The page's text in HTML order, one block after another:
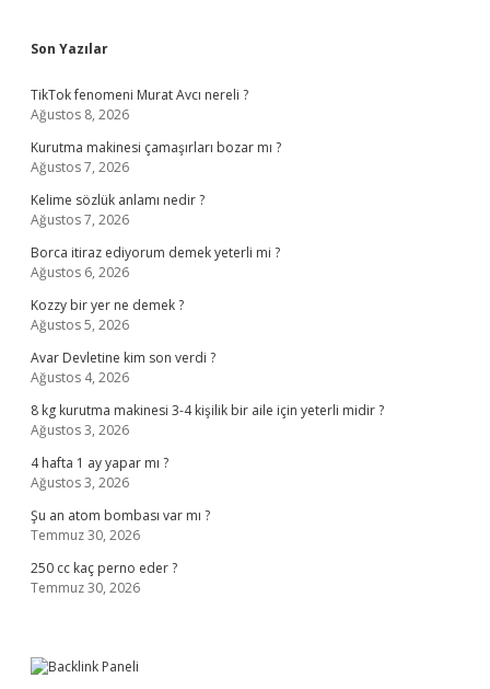
Sidebar
Son Yazılar
TikTok fenomeni Murat Avcı nereli ?
Ağustos 8, 2026
Kurutma makinesi çamaşırları bozar mı ?
Ağustos 7, 2026
Kelime sözlük anlamı nedir ?
Ağustos 7, 2026
Borca itiraz ediyorum demek yeterli mi ?
Ağustos 6, 2026
Kozzy bir yer ne demek ?
Ağustos 5, 2026
Avar Devletine kim son verdi ?
Ağustos 4, 2026
8 kg kurutma makinesi 3-4 kişilik bir aile için yeterli midir ?
Ağustos 3, 2026
4 hafta 1 ay yapar mı ?
Ağustos 3, 2026
Şu an atom bombası var mı ?
Temmuz 30, 2026
250 cc kaç perno eder ?
Temmuz 30, 2026